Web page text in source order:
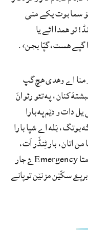
سما بوت یکے منی
تو ھمدا ائے یا
گپے ھست،گپّا بجن›.
اے وهدی ھچ گپ
کنان، په تئو رئوانَ
دات و دێم په بارا
بَله اے شپا بارا
من اتان، بار ٹِنڈَر اَت،
زمستانی شپے اَت، ڈَنّا برپ رِچگا اَت. ھکومتا Emergencyۓ جار
سکّێن مزنێن توپانے